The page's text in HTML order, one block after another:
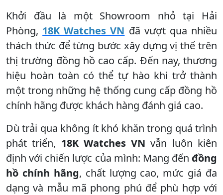
Khởi đầu là một Showroom nhỏ tại Hải
Phòng, 18K Watches VN đã vượt qua nhiều
thách thức để từng bước xây dựng vị thế trên
thị trường đồng hồ cao cấp. Đến nay, thương
hiệu hoàn toàn có thể tự hào khi trở thành
một trong những hệ thống cung cấp đồng hồ
chính hãng được khách hàng đánh giá cao.
Dù trải qua không ít khó khăn trong quá trình
phát triển, 18K Watches VN vẫn luôn kiên
định với chiến lược của mình: Mang đến đồng
hồ chính hãng, chất lượng cao, mức giá đa
dạng và mẫu mã phong phú để phù hợp với